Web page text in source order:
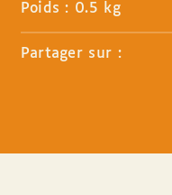
Poids : 0.5 kg
Partager sur :